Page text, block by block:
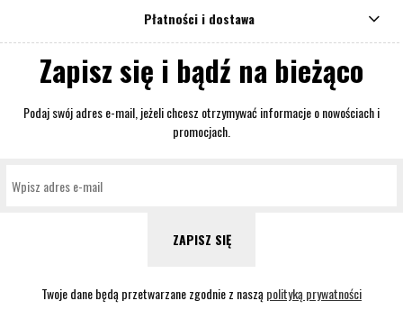
Płatności i dostawa
Zapisz się i bądź na bieżąco
Podaj swój adres e-mail, jeżeli chcesz otrzymywać informacje o nowościach i
promocjach.
ZAPISZ SIĘ
Twoje dane będą przetwarzane zgodnie z naszą polityką prywatności